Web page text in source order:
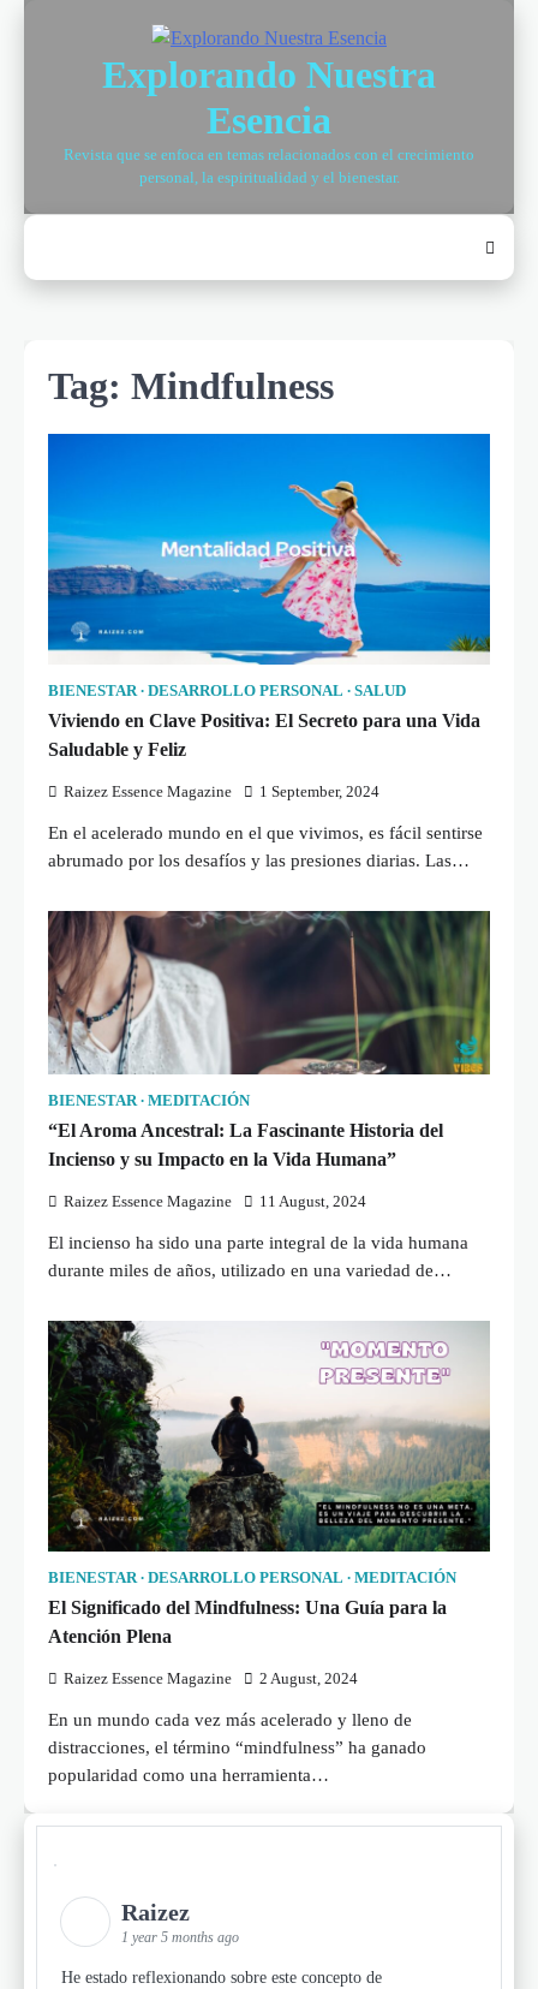
Explorando Nuestra
Esencia
Revista que se enfoca en temas relacionados con el crecimiento
personal, la espiritualidad y el bienestar.
Tag: Mindfulness
BIENESTAR DESARROLLO PERSONAL SALUD
Viviendo en Clave Positiva: El Secreto para una Vida
Saludable y Feliz
Raizez Essence Magazine 1 September, 2024
En el acelerado mundo en el que vivimos, es fácil sentirse
abrumado por los desafíos y las presiones diarias. Las…
BIENESTAR MEDITACIÓN
“El Aroma Ancestral: La Fascinante Historia del
Incienso y su Impacto en la Vida Humana”
Raizez Essence Magazine 11 August, 2024
El incienso ha sido una parte integral de la vida humana
durante miles de años, utilizado en una variedad de…
BIENESTAR DESARROLLO PERSONAL MEDITACIÓN
El Significado del Mindfulness: Una Guía para la
Atención Plena
Raizez Essence Magazine 2 August, 2024
En un mundo cada vez más acelerado y lleno de
distracciones, el término “mindfulness” ha ganado
popularidad como una herramienta…
Raizez
1 year 5 months ago
He estado reflexionando sobre este concepto de